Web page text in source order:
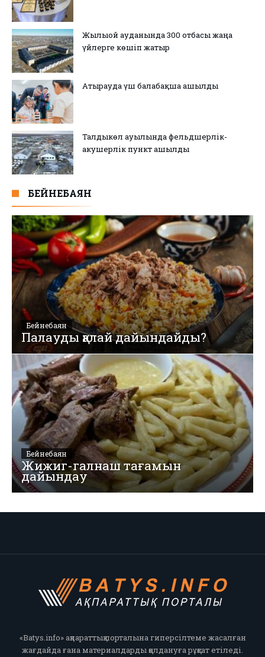
Жылыой ауданында 300 отбасы жаңа
үйлерге көшіп жатыр
Атырауда үш балабақша ашылды
Талдыкөл ауылында фельдшерлік-
акушерлік пункт ашылды
БЕЙНЕБАЯН
Бейнебаян
Палауды қалай дайындайды?
Бейнебаян
Жижиг-галнаш тағамын
дайындау
«Batys.info» ақпараттық порталына гиперсілтеме жасалған
жағдайда ғана материалдарды қолдануға рұқсат етіледі.